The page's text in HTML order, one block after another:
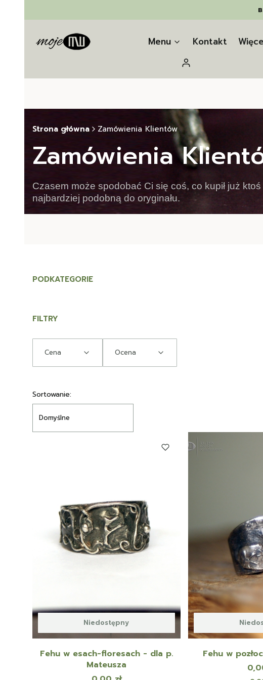
Menu Kontakt
Zaloguj się
Strona główna Zamówienia Klientów
Zamówienia
Czasem może spodobać Ci się coś, co kupił już ktoś
najbardziej podobną do oryginału.
PODKATEGORIE
FILTRY
Cena Ocena
Lista produktów
Sortowanie:
Domyślne
Niedostępny
Fehu w esach-floresach - dla p.
Mateusza
Fehu w